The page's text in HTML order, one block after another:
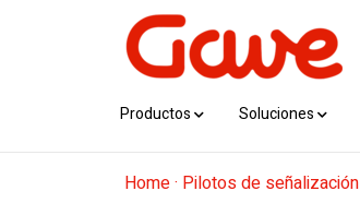
Productos Soluciones
Home· Pilotos de señalización